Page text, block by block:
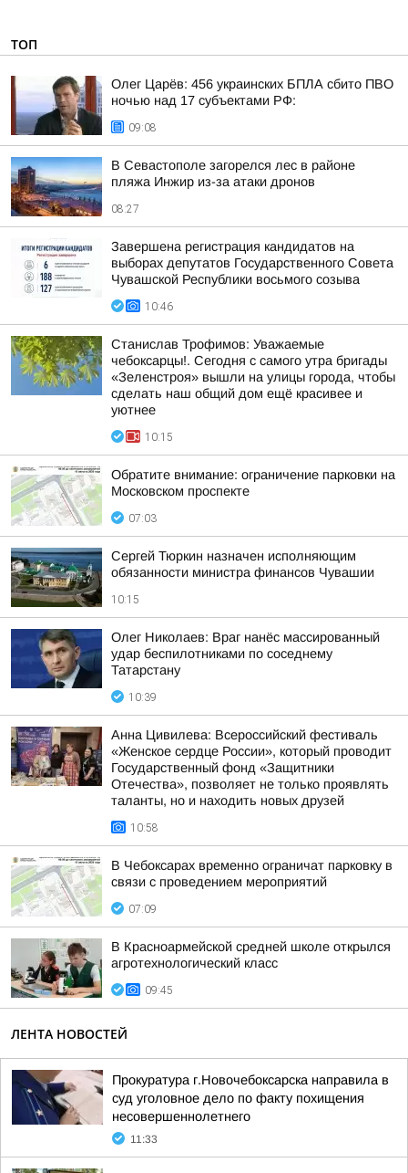
ТОП
Олег Царёв: 456 украинских БПЛА сбито ПВО
ночью над 17 субъектами РФ:
09:08
В Севастополе загорелся лес в районе
пляжа Инжир из-за атаки дронов
08:27
Завершена регистрация кандидатов на
выборах депутатов Государственного Совета
Чувашской Республики восьмого созыва
10:46
Станислав Трофимов: Уважаемые
чебоксарцы!. Сегодня с самого утра бригады
«Зеленстроя» вышли на улицы города, чтобы
сделать наш общий дом ещё красивее и
уютнее
10:15
Обратите внимание: ограничение парковки на
Московском проспекте
07:03
Сергей Тюркин назначен исполняющим
обязанности министра финансов Чувашии
10:15
Олег Николаев: Враг нанёс массированный
удар беспилотниками по соседнему
Татарстану
10:39
Анна Цивилева: Всероссийский фестиваль
«Женское сердце России», который проводит
Государственный фонд «Защитники
Отечества», позволяет не только проявлять
таланты, но и находить новых друзей
10:58
В Чебоксарах временно ограничат парковку в
связи с проведением мероприятий
07:09
В Красноармейской средней школе открылся
агротехнологический класс
09:45
ЛЕНТА НОВОСТЕЙ
Прокуратура г.Новочебоксарска направила в
суд уголовное дело по факту похищения
несовершеннолетнего
11:33